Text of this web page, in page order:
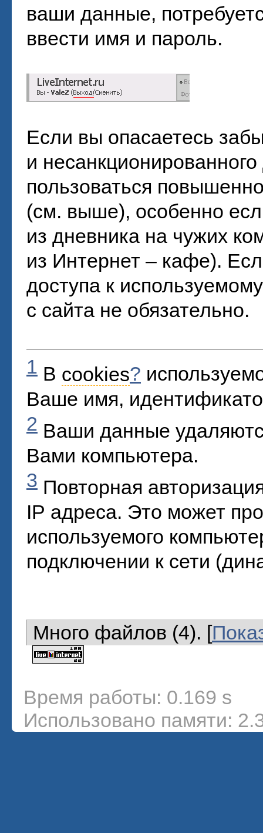
ваши данные,
ввести имя и пароль.
Если вы опасаетесь
и
пользоваться
(см. выше), особенно
из дневника на чужих
из Интернет – кафе).
доступа к
с сайта не обязательно.
1 В cookies?
Ваше имя,
2 Ваши данные
Вами компьютера.
3 Повторная
IP адреса. Это может
используемого
подключении к сети
Много файлов (4). [
Время работы: 0.169 s
Использовано памяти: